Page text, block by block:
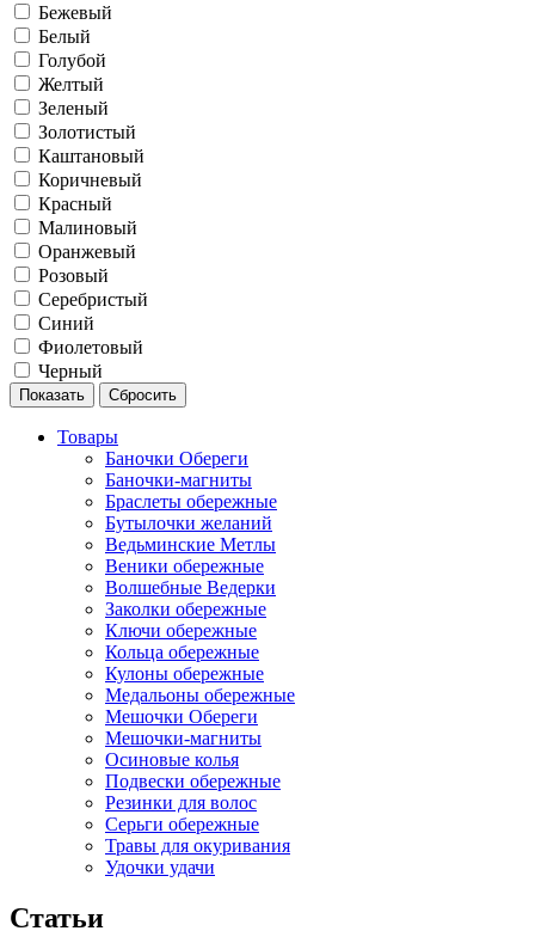
Бежевый
Белый
Голубой
Желтый
Зеленый
Золотистый
Каштановый
Коричневый
Красный
Малиновый
Оранжевый
Розовый
Серебристый
Синий
Фиолетовый
Черный
Товары
Баночки Обереги
Баночки-магниты
Браслеты обережные
Бутылочки желаний
Ведьминские Метлы
Веники обережные
Волшебные Ведерки
Заколки обережные
Ключи обережные
Кольца обережные
Кулоны обережные
Медальоны обережные
Мешочки Обереги
Мешочки-магниты
Осиновые колья
Подвески обережные
Резинки для волос
Серьги обережные
Травы для окуривания
Удочки удачи
Статьи